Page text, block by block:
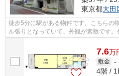
東京都大田
徒歩5分に駅がある物件です。こちらの
ル張りとなっていて、外観が素敵です
7.6万
敷金 -
4階 /